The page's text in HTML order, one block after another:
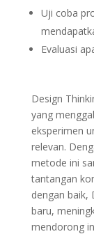
Uji coba
Evaluasi
Design
yang
eksperimen
relevan.
metode ini
tantangan
dengan baik,
baru,
mendorong